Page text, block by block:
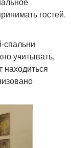
гостей.
спальни
учитывать,
находиться